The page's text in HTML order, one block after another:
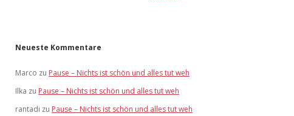
Neueste Kommentare
Marco zu Pause – Nichts ist schön und alles tut weh
Ilka zu Pause – Nichts ist schön und alles tut weh
rantadi zu Pause – Nichts ist schön und alles tut weh